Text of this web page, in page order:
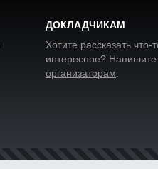
ДОКЛАДЧИКАМ
Хотите рассказать что-
интересное?
организаторам